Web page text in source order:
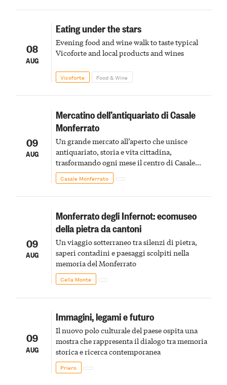
08
AUG
Eating under the stars
Evening food and wine walk to taste typical
Vicoforte and local products and wines
Vicoforte Food & Wine
09
AUG
Mercatino dell’antiquariato di Casale
Monferrato
Un grande mercato all’aperto che unisce
antiquariato, storia e vita cittadina,
trasformando ogni mese il centro di Casale
Monferrato in un luogo di scoperta e racconto
Casale Monferrato
09
AUG
Monferrato degli Infernot: ecomuseo
della pietra da cantoni
Un viaggio sotterraneo tra silenzi di pietra,
saperi contadini e paesaggi scolpiti nella
memoria del Monferrato
Cella Monte
09
AUG
Immagini, legami e futuro
Il nuovo polo culturale del paese ospita una
mostra che rappresenta il dialogo tra memoria
storica e ricerca contemporanea
Priero